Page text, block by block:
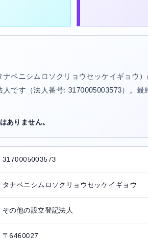
ベニシムロソクリョウセッケイギョウ
です（法人番号: 3170005003573）。最
ありません。
3170005003573
タナベニシムロソクリョウセッケイギョウ
その他の設立登記法人
〒6460027